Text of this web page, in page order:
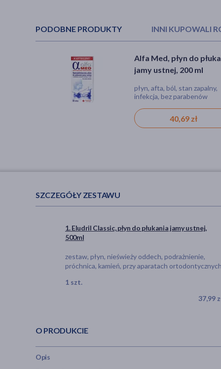
PODOBNE PRODUKTY INNI KUPOWALI
Alfa Med, płyn do
jamy ustnej, 200 ml
płyn, afta, ból, stan zapalny,
infekcja, bez parabenów
40,69 zł
Elugel, żel
stomatologiczny
jamy ustnej, 40 ml
żel, podrażnienie, przy
ortodontycznych
25,29 zł
SZCZEGÓŁY ZESTAWU
1. Eludril Classic, płyn do płukania jamy ustnej,
500ml
zestaw, płyn, nieświeży oddech, podrażnienie,
próchnica, kamień, przy aparatach ortodontycznych
1 szt.
37,99
O PRODUKCIE
Opis